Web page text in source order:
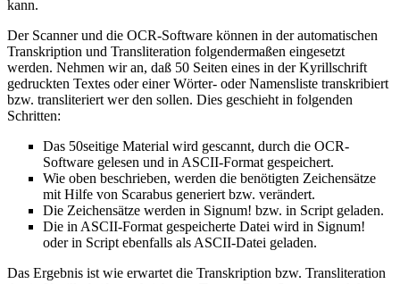
kann.
Der Scanner und die OCR-Software können in der automatischen
Transkription und Transliteration folgendermaßen eingesetzt
werden. Nehmen wir an, daß 50 Seiten eines in der Kyrillschrift
gedruckten Textes oder einer Wörter- oder Namensliste transkribiert
bzw. transliteriert wer den sollen. Dies geschieht in folgenden
Schritten:
Das 50seitige Material wird gescannt, durch die OCR-
Software gelesen und in ASCII-Format gespeichert.
Wie oben beschrieben, werden die benötigten Zeichensätze
mit Hilfe von Scarabus generiert bzw. verändert.
Die Zeichensätze werden in Signum! bzw. in Script geladen.
Die in ASCII-Format gespeicherte Datei wird in Signum!
oder in Script ebenfalls als ASCII-Datei geladen.
Das Ergebnis ist wie erwartet die Transkription bzw. Transliteration